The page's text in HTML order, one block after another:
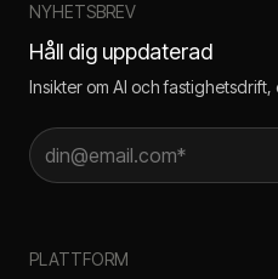
NYHETSBREV
Håll dig uppdaterad
Insikter om AI och
PLATTFORM